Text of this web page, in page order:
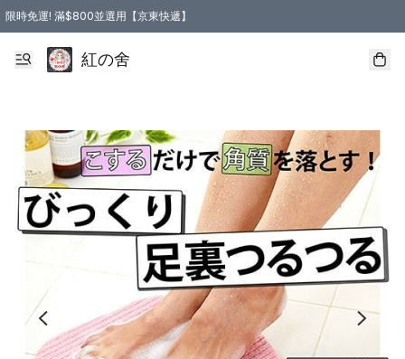
限時免運! 滿$800並選用【京東快遞】
紅の舍